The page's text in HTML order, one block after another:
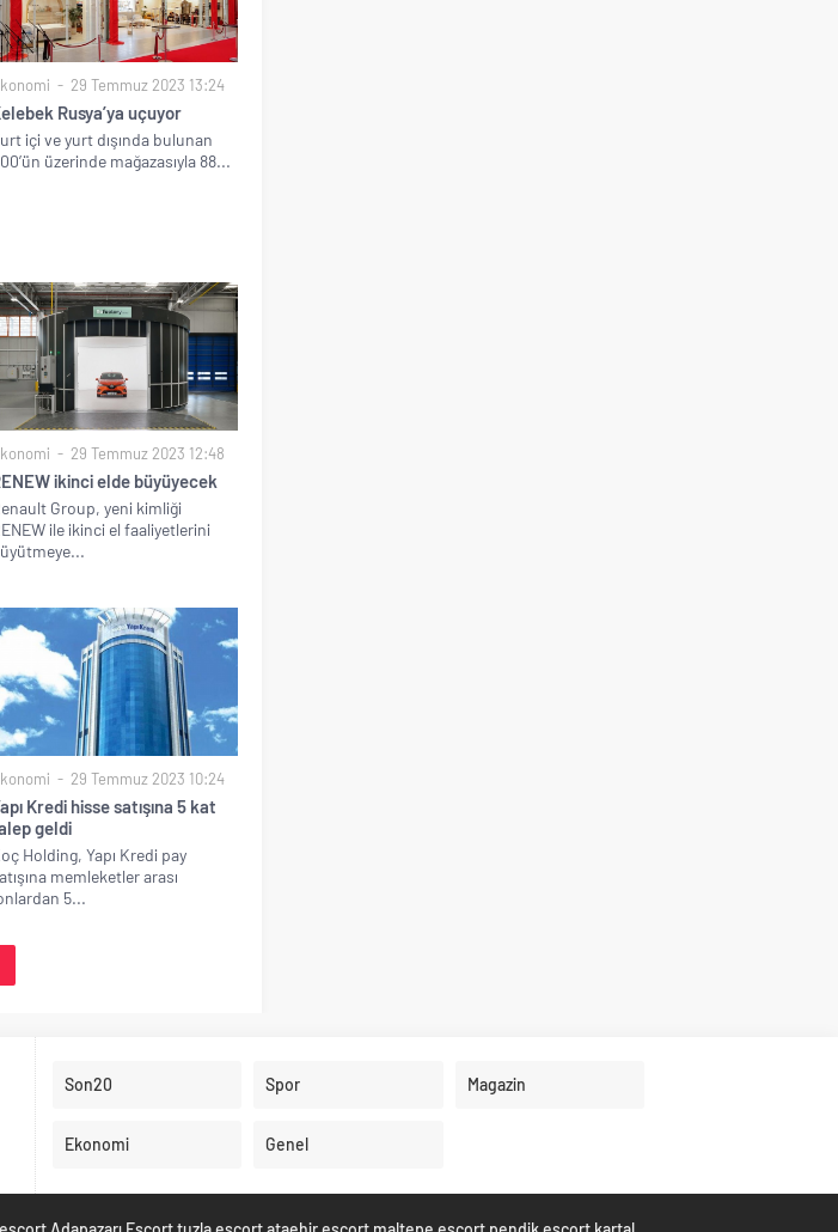
29 Temmuz 2023 13:24
Rusya’ya uçuyor
içi ve yurt dışında bulunan
üzerinde mağazasıyla 88...
29 Temmuz 2023 12:48
ikinci elde büyüyecek
Group, yeni kimliği
ile ikinci el faaliyetlerini
29 Temmuz 2023 10:24
Kredi hisse satışına 5 kat
geldi
Holding, Yapı Kredi pay
memleketler arası
5...
Son20 Spor Magazin
Ekonomi Genel